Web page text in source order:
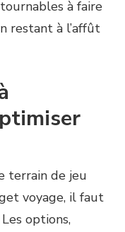
à faire
restant à l’affût
terrain de jeu
voyage, il faut
options,